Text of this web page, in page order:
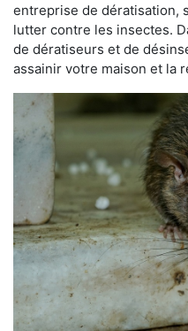
entreprise de dératisation,
lutter contre les insectes.
de dératiseurs et de
assainir votre maison et la